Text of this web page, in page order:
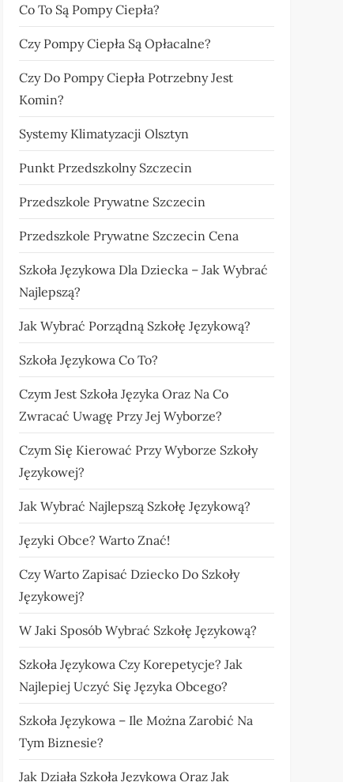
Co To Są Pompy Ciepła?
Czy Pompy Ciepła Są Opłacalne?
Czy Do Pompy Ciepła Potrzebny Jest
Komin?
Systemy Klimatyzacji Olsztyn
Punkt Przedszkolny Szczecin
Przedszkole Prywatne Szczecin
Przedszkole Prywatne Szczecin Cena
Szkoła Językowa Dla Dziecka – Jak Wybrać
Najlepszą?
Jak Wybrać Porządną Szkołę Językową?
Szkoła Językowa Co To?
Czym Jest Szkoła Języka Oraz Na Co
Zwracać Uwagę Przy Jej Wyborze?
Czym Się Kierować Przy Wyborze Szkoły
Językowej?
Jak Wybrać Najlepszą Szkołę Językową?
Języki Obce? Warto Znać!
Czy Warto Zapisać Dziecko Do Szkoły
Językowej?
W Jaki Sposób Wybrać Szkołę Językową?
Szkoła Językowa Czy Korepetycje? Jak
Najlepiej Uczyć Się Języka Obcego?
Szkoła Językowa – Ile Można Zarobić Na
Tym Biznesie?
Jak Działa Szkoła Językowa Oraz Jak